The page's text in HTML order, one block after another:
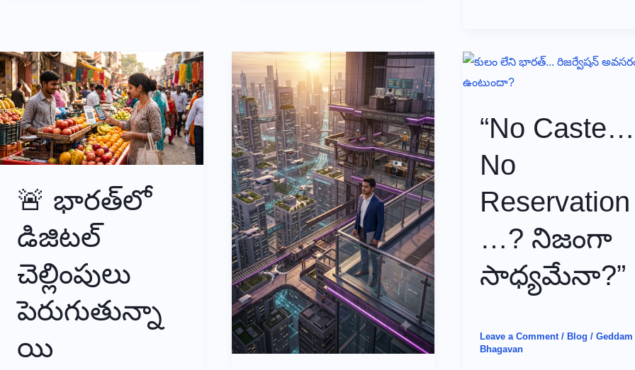
మేలు
🚨 భారత్‌లో
డిజిటల్
చెల్లింపులు
పెరుగుతున్నా
యి
“No Caste…
No
Reservation
…? నిజంగా
సాధ్యమేనా?”
Leave a Comment / Blog /Geddam
Bhagavan